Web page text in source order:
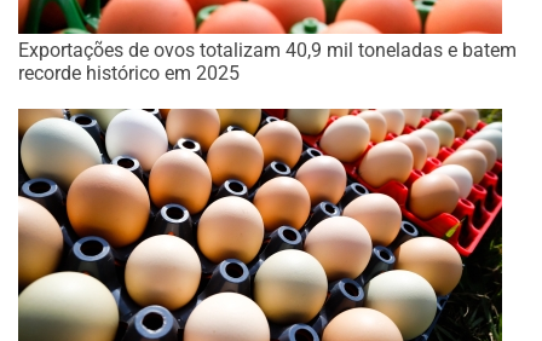
Exportações de ovos totalizam 40,9 mil toneladas e batem
recorde histórico em 2025